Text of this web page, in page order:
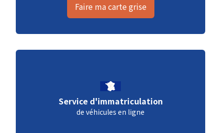
Faire ma carte grise
Service d'immatriculation
de véhicules en ligne